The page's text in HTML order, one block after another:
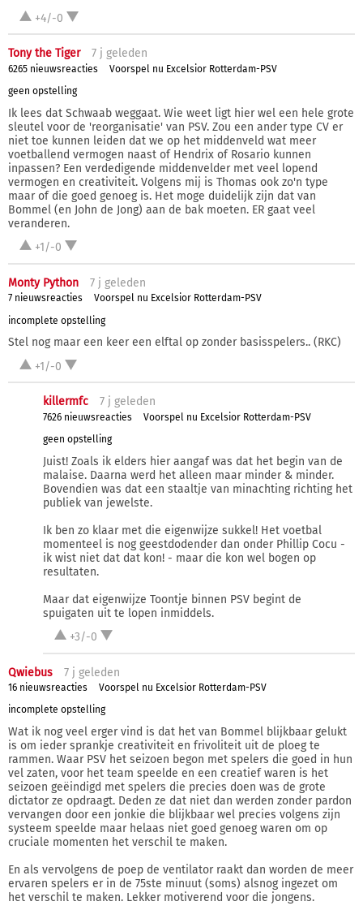
+4/-0
Tony the Tiger 7 j geleden
6265 nieuwsreacties
Voorspel nu Excelsior Rotterdam-PSV
geen opstelling
Ik lees dat Schwaab weggaat. Wie weet ligt hier wel een hele grote
sleutel voor de 'reorganisatie' van PSV. Zou een ander type CV er
niet toe kunnen leiden dat we op het middenveld wat meer
voetballend vermogen naast of Hendrix of Rosario kunnen
inpassen? Een verdedigende middenvelder met veel lopend
vermogen en creativiteit. Volgens mij is Thomas ook zo'n type
maar of die goed genoeg is. Het moge duidelijk zijn dat van
Bommel (en John de Jong) aan de bak moeten. ER gaat veel
veranderen.
+1/-0
Monty Python 7 j geleden
7 nieuwsreacties
Voorspel nu Excelsior Rotterdam-PSV
incomplete opstelling
Stel nog maar een keer een elftal op zonder basisspelers.. (RKC)
+1/-0
killermfc 7 j geleden
7626 nieuwsreacties
Voorspel nu Excelsior Rotterdam-PSV
geen opstelling
Juist! Zoals ik elders hier aangaf was dat het begin van de
malaise. Daarna werd het alleen maar minder & minder.
Bovendien was dat een staaltje van minachting richting het
publiek van jewelste.
Ik ben zo klaar met die eigenwijze sukkel! Het voetbal
momenteel is nog geestdodender dan onder Phillip Cocu -
ik wist niet dat dat kon! - maar die kon wel bogen op
resultaten.
Maar dat eigenwijze Toontje binnen PSV begint de
spuigaten uit te lopen inmiddels.
+3/-0
Qwiebus 7 j geleden
16 nieuwsreacties
Voorspel nu Excelsior Rotterdam-PSV
incomplete opstelling
Wat ik nog veel erger vind is dat het van Bommel blijkbaar gelukt
is om ieder sprankje creativiteit en frivoliteit uit de ploeg te
rammen. Waar PSV het seizoen begon met spelers die goed in hun
vel zaten, voor het team speelde en een creatief waren is het
seizoen geëindigd met spelers die precies doen was de grote
dictator ze opdraagt. Deden ze dat niet dan werden zonder pardon
vervangen door een jonkie die blijkbaar wel precies volgens zijn
systeem speelde maar helaas niet goed genoeg waren om op
cruciale momenten het verschil te maken.
En als vervolgens de poep de ventilator raakt dan worden de meer
ervaren spelers er in de 75ste minuut (soms) alsnog ingezet om
het verschil te maken. Lekker motiverend voor die jongens.